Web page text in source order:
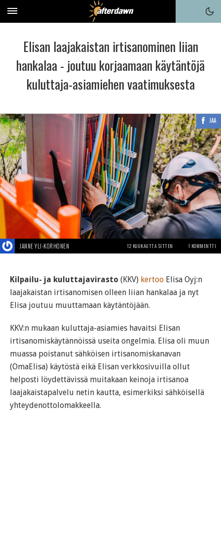
Elisan laajakaistan irtisanominen liian
hankalaa - joutuu korjaamaan käytäntöjä
kuluttaja-asiamiehen vaatimuksesta
JAA
JANNE YLI-KORHONEN 12 KUUKAUTTA SITTEN 1 KOMMENTTI
Kilpailu- ja kuluttajavirasto (KKV) kertoo Elisa Oyj:n
laajakaistan irtisanomisen olleen liian hankalaa ja nyt
Elisa joutuu muuttamaan käytäntöjään.
KKV:n mukaan kuluttaja-asiamies havaitsi Elisan
irtisanomiskäytännöissä useita ongelmia. Elisa oli muun
muassa poistanut sähköisen irtisanomiskanavan
(OmaElisa) käytöstä eikä Elisan verkkosivuilla ollut
helposti löydettävissä muitakaan keinoja irtisanoa
laajakaistapalvelu netin kautta, esimerkiksi sähköisellä
yhteydenottolomakkeella.